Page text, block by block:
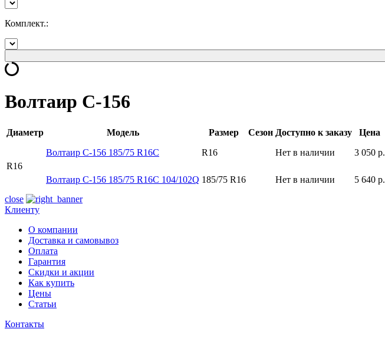
Комплект.:
Волтаир С-156
Диаметр Модель Размер Сезон Доступно к заказу Цена
R16
Волтаир С-156 185/75 R16C R16 Нет в наличии 3 050 р.
Волтаир С-156 185/75 R16C 104/102Q 185/75 R16 Нет в наличии 5 640 р.
close
Клиенту
О компании
Доставка и самовывоз
Оплата
Гарантия
Скидки и акции
Как купить
Цены
Статьи
Контакты